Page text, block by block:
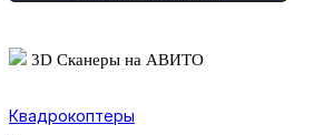
3D Сканеры на АВИТО
Квадрокоптеры